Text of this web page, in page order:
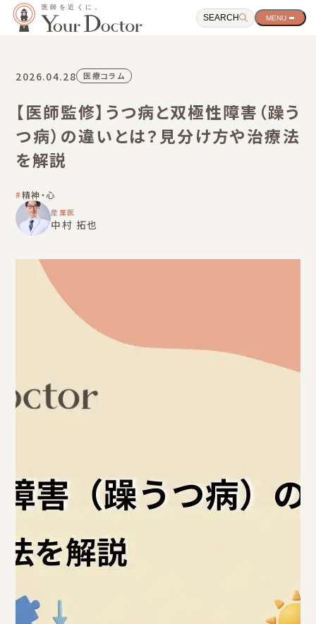
SEARCH
サ
シ
ン
2026.04.28 医療コラム
【医師監修】うつ病と双極性障害（躁う
つ病）の違いとは？見分け方や治療法
を解説
精神・心
産業医
中村 拓也